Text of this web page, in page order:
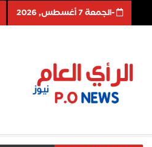
-الجمعة 7 أغسطس, 2026